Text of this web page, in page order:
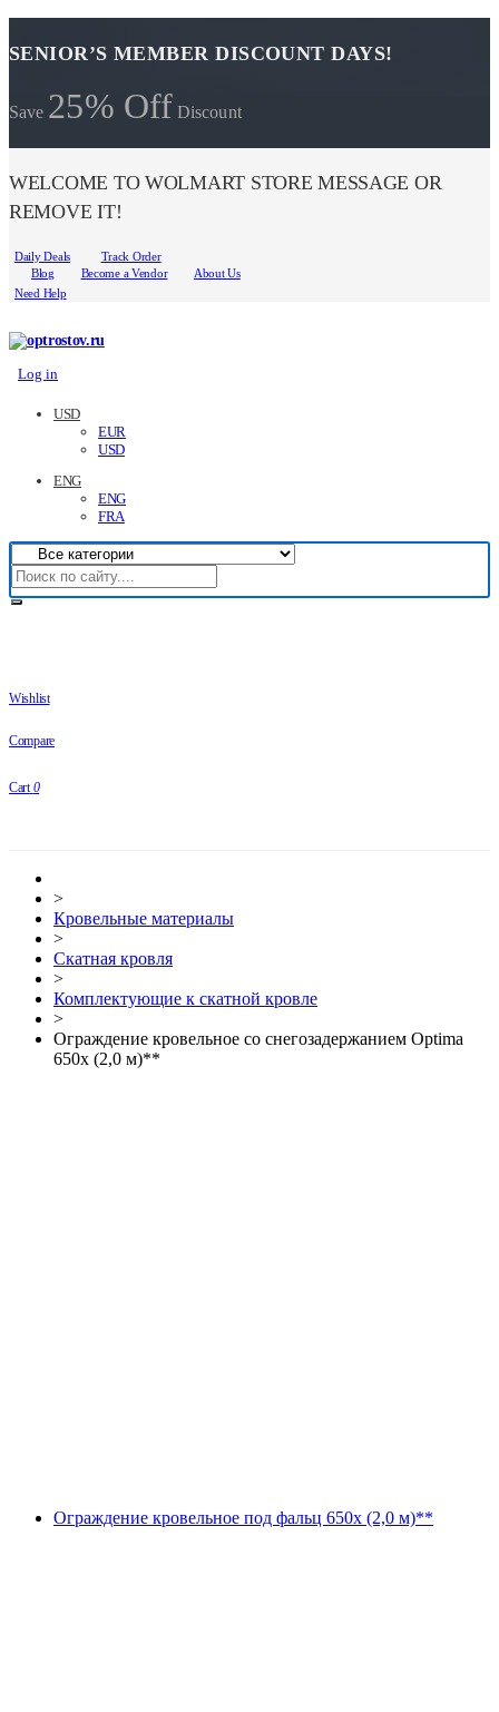
SENIOR’S MEMBER DISCOUNT DAYS!
Save 25% Off Discount
WELCOME TO WOLMART STORE MESSAGE OR
REMOVE IT!
Daily Deals
Track Order
Blog
Become a Vendor
About Us
Need Help
Log in
USD
EUR
USD
ENG
ENG
FRA
Wishlist
Compare
Cart 0
>
Кровельные материалы
>
Скатная кровля
>
Комплектующие к скатной кровле
>
Ограждение кровельное со снегозадержанием Optima
650х (2,0 м)**
Ограждение кровельное под фальц 650х (2,0 м)**